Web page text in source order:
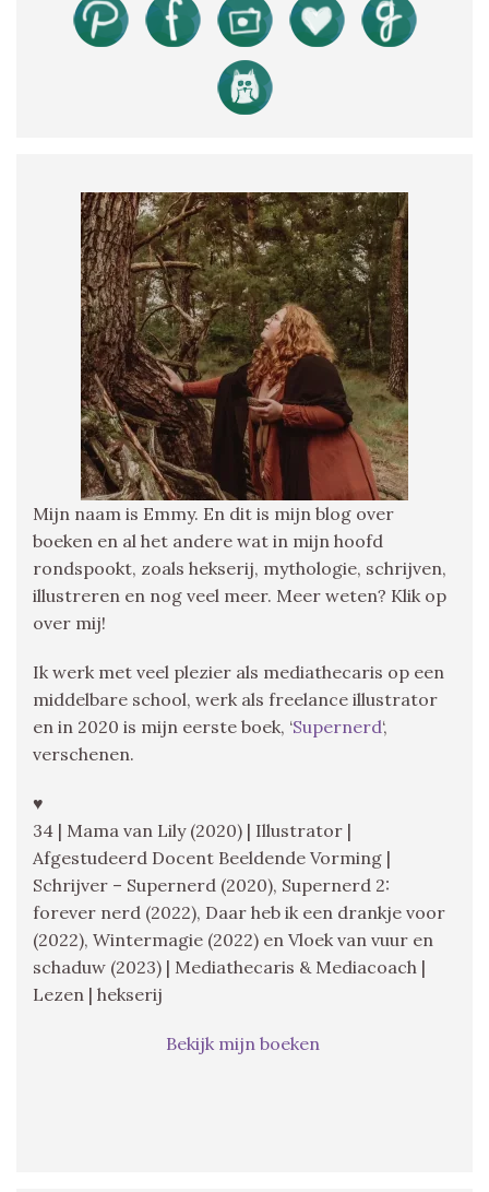
Mijn naam is Emmy. En dit is mijn blog over
boeken en al het andere wat in mijn hoofd
rondspookt, zoals hekserij, mythologie, schrijven,
illustreren en nog veel meer. Meer weten? Klik op
over mij!
Ik werk met veel plezier als mediathecaris op een
middelbare school, werk als freelance illustrator
en in 2020 is mijn eerste boek, ‘Supernerd‘,
verschenen.
♥
34 | Mama van Lily (2020) | Illustrator |
Afgestudeerd Docent Beeldende Vorming |
Schrijver – Supernerd (2020), Supernerd 2:
forever nerd (2022), Daar heb ik een drankje voor
(2022), Wintermagie (2022) en Vloek van vuur en
schaduw (2023) | Mediathecaris & Mediacoach |
Lezen | hekserij
Bekijk mijn boeken